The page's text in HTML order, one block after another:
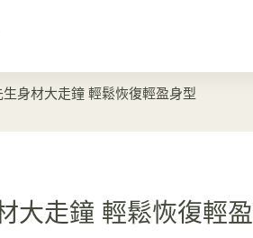
生身材大走鐘 輕鬆恢復輕盈身型
大走鐘 輕鬆恢復輕